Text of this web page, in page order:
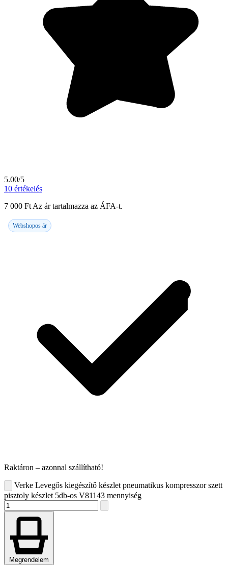
5.00/5
10 értékelés
7 000 Ft Az ár tartalmazza az ÁFA-t.
Webshopos ár
Raktáron – azonnal szállítható!
Verke Levegős kiegészítő készlet pneumatikus kompresszor szett
pisztoly készlet 5db-os V81143 mennyiség
Megrendelem